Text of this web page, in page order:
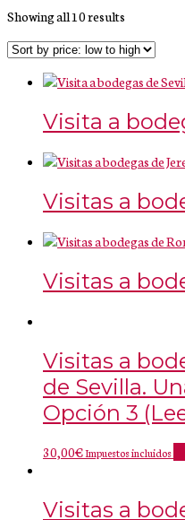
Showing all 10 results
Visita a
Visitas a
Visitas a
Visitas a
de Sevilla.
Opción 3
30,00€Impuestos incluidos
Visitas a